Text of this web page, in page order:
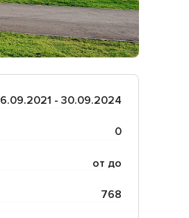
6.09.2021 - 30.09.2024
0
от до
768